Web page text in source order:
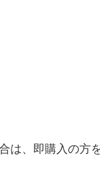
、即購入の方